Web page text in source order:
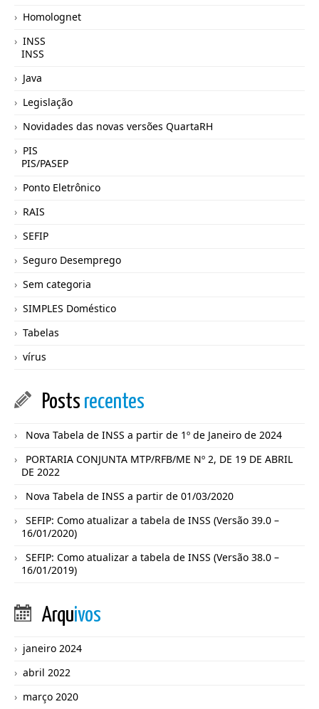
Homolognet
INSS
INSS
Java
Legislação
Novidades das novas versões QuartaRH
PIS
PIS/PASEP
Ponto Eletrônico
RAIS
SEFIP
Seguro Desemprego
Sem categoria
SIMPLES Doméstico
Tabelas
vírus
Posts recentes
Nova Tabela de INSS a partir de 1º de Janeiro de 2024
PORTARIA CONJUNTA MTP/RFB/ME Nº 2, DE 19 DE ABRIL
DE 2022
Nova Tabela de INSS a partir de 01/03/2020
SEFIP: Como atualizar a tabela de INSS (Versão 39.0 –
16/01/2020)
SEFIP: Como atualizar a tabela de INSS (Versão 38.0 –
16/01/2019)
Arquivos
janeiro 2024
abril 2022
março 2020